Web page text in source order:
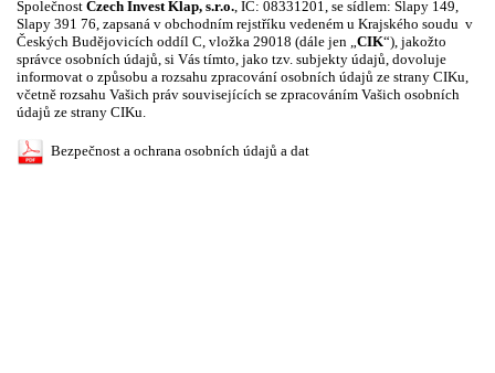
Společnost Czech Invest Klap, s.r.o., IČ: 08331201, se sídlem: Slapy 149,
Slapy 391 76, zapsaná v obchodním rejstříku vedeném u Krajského soudu v
Českých Budějovicích oddíl C, vložka 29018 (dále jen „CIK“), jakožto
správce osobních údajů, si Vás tímto, jako tzv. subjekty údajů, dovoluje
informovat o způsobu a rozsahu zpracování osobních údajů ze strany CIKu,
včetně rozsahu Vašich práv souvisejících se zpracováním Vašich osobních
údajů ze strany CIKu.
Bezpečnost a ochrana osobních údajů a dat